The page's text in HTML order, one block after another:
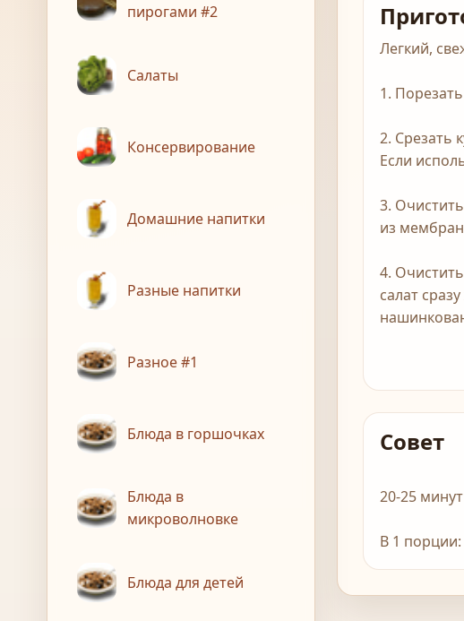
пирогами #2
Салаты
Консервирование
Домашние напитки
Разные напитки
Разное #1
Блюда в горшочках
Блюда в
микроволновке
Блюда для детей
Легкий,
1.
2. Срезать
Если
3.
из
4.
салат
Совет
20-25 минут
В 1 порции: